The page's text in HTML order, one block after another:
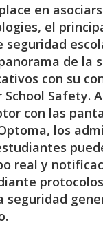
en
el
seguridad
de la
con su
Safety.
con las
los
real y
protocolos
seguridad